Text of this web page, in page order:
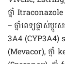
ថ្នាំ
– ថ្នាំ​ពេទ្យ​​ផ្លាស់​ប្
3A4 (CYP3A4)
(Mevacor), ថ្នាំ